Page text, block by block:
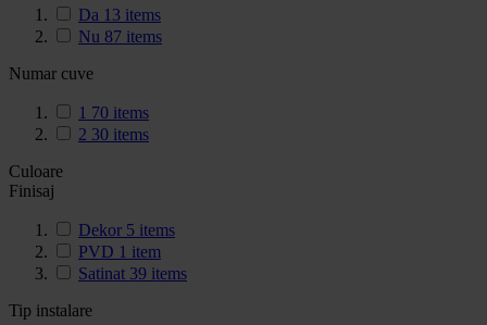
Da 13 items
Nu 87 items
Numar cuve
1 70 items
2 30 items
Culoare
Finisaj
Dekor 5 items
PVD 1 item
Satinat 39 items
Tip instalare